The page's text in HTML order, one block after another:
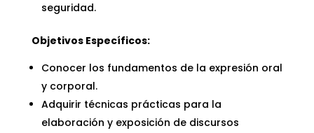
seguridad.
Objetivos Específicos:
Conocer los fundamentos de la expresión oral
y corporal.
Adquirir técnicas prácticas para la
elaboración y exposición de discursos